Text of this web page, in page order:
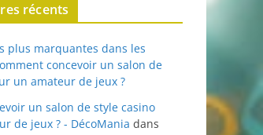
récents
plus marquantes dans les
concevoir un salon de
un amateur de jeux ?
un salon de style casino
de jeux ? - DécoMania dans